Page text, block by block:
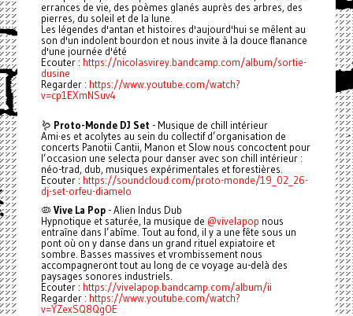
errances de vie, des poèmes glanés auprès des arbres, des
pierres, du soleil et de la lune.
Les légendes d'antan et histoires d'aujourd'hui se mêlent au
son d'un indolent bourdon et nous invite à la douce flanance
d'une journée d'été
Ecouter : https://nicolasvirey.bandcamp.com/album/sortie-
dusine
Regarder : https://www.youtube.com/watch?
v=cp1EXmNSuv4
🪱 Proto-Monde DJ Set - Musique de chill intérieur
Ami·es et acolytes au sein du collectif d’organisation de
concerts Panotii Cantii, Manon et Slow nous concoctent pour
l’occasion une selecta pour danser avec son chill intérieur :
néo-trad, dub, musiques expérimentales et forestières.
Ecouter : https://soundcloud.com/proto-monde/19_02_26-
dj-set-orfeu-diamelo
🦠Vive La Pop- Alien Indus Dub
Hypnotique et saturée, la musique de @vivelapop nous
entraîne dans l’abîme. Tout au fond, il y a une fête sous un
pont où on y danse dans un grand rituel expiatoire et
sombre. Basses massives et vrombissement nous
accompagneront tout au long de ce voyage au-delà des
paysages sonores industriels.
Ecouter : https://vivelapop.bandcamp.com/album/ii
Regarder : https://www.youtube.com/watch?
v=YZexSQ8QgOE